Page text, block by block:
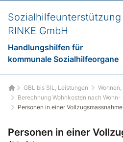
Sozialhilfeunterstützung
RINKE GmbH
Handlungshilfen für
kommunale Sozialhilfeorgane
Startseite
GBL bis SIL, Leistungen
Berechnung Wohnkosten nach
Personen in einer
Personen in einer